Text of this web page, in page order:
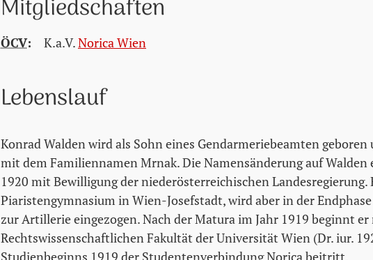
Mitgliedschaften
ÖCV: K.a.V.Norica Wien
Lebenslauf
Konrad Walden wird als Sohn eines Gendarmeriebeamten
mit dem Familiennamen Mrnak. Die Namensänderung auf Walden
1920 mit Bewilligung der niederösterreichischen Landesregierung.
Piaristengymnasium in Wien-Josefstadt, wird aber in der
zur Artillerie eingezogen. Nach der Matura im Jahr 1919 beginnt
Rechtswissenschaftlichen Fakultät der Universität Wien (Dr. iur.
Studienbeginns 1919 der Studentenverbindung Norica beitritt.